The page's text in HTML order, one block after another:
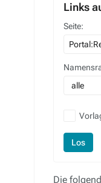
Links
Seite:
alle
Los
Die